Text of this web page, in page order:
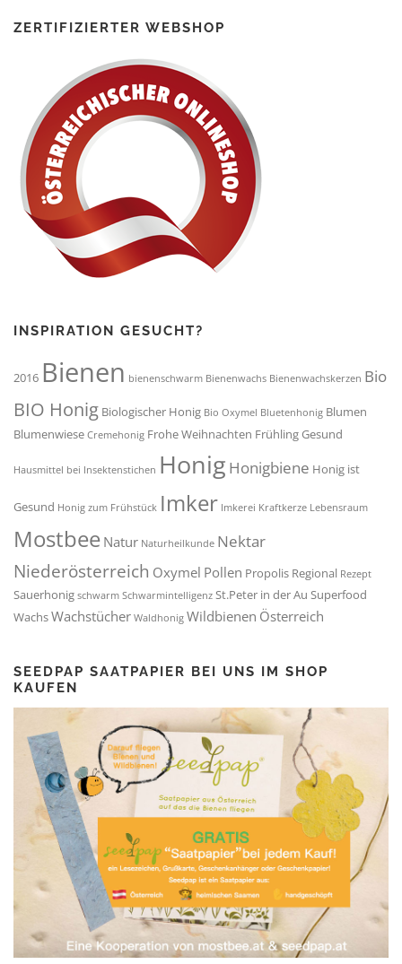
ZERTIFIZIERTER WEBSHOP
INSPIRATION GESUCHT?
2016 Bienen bienenschwarm Bienenwachs Bienenwachskerzen Bio
BIO Honig Biologischer Honig Bio Oxymel Bluetenhonig Blumen
Blumenwiese Cremehonig Frohe Weihnachten FrühlingGesund
Hausmittel bei Insektenstichen Honig Honigbiene Honig ist
Gesund Honig zum Frühstück Imker Imkerei Kraftkerze Lebensraum
MostbeeNatur Naturheilkunde Nektar
Niederösterreich Oxymel Pollen Propolis Regional Rezept
Sauerhonig schwarm Schwarmintelligenz St.Peter in der Au Superfood
WachsWachstücher Waldhonig Wildbienen Österreich
SEEDPAP SAATPAPIER BEI UNS IM SHOP
KAUFEN